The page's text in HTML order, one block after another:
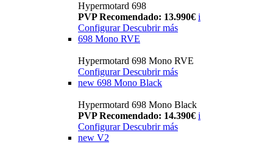
Hypermotard 698
PVP Recomendado: 13.990€ i
ConfigurarDescubrir más
698 Mono RVE
Hypermotard 698 Mono RVE
Configurar Descubrir más
new 698 Mono Black
Hypermotard 698 Mono Black
PVP Recomendado: 14.390€ i
Configurar Descubrir más
new V2